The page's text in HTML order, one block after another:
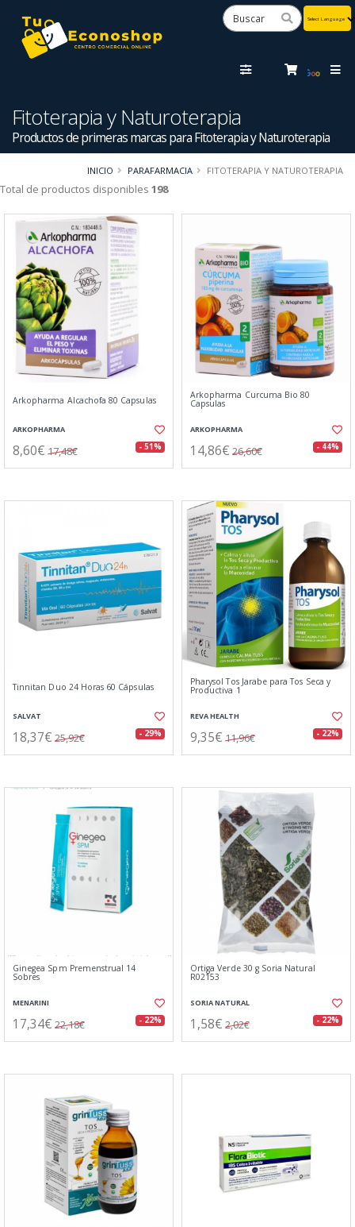
Fitoterapia y Naturoterapia
Productos de primeras marcas para Fitoterapia y Naturoterapia
INICIO PARAFARMACIA FITOTERAPIA Y NATUROTERAPIA
Total de productos disponibles 198
Arkopharma Alcachofa 80 Capsulas
ARKOPHARMA
8,60€ 17,48€ - 51%
Arkopharma Curcuma Bio 80
Capsulas
ARKOPHARMA
14,86€ 26,60€ - 44%
Tinnitan Duo 24 Horas 60 Cápsulas
SALVAT
18,37€ 25,92€ - 29%
Pharysol Tos Jarabe para Tos Seca y
Productiva 1
REVA HEALTH
9,35€ 11,96€ - 22%
Ginegea Spm Premenstrual 14
Sobres
MENARINI
17,34€ 22,18€ - 22%
Ortiga Verde 30 g Soria Natural
R02153
SORIA NATURAL
1,58€ 2,02€ - 22%